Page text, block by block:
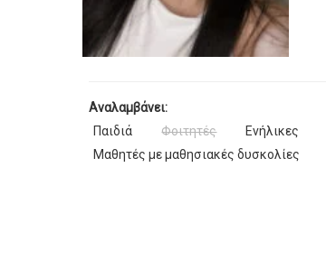
Αναλαμβάνει:
Παιδιά
Φοιτητές
Ενήλικες
Μαθητές με μαθησιακές δυσκολίες